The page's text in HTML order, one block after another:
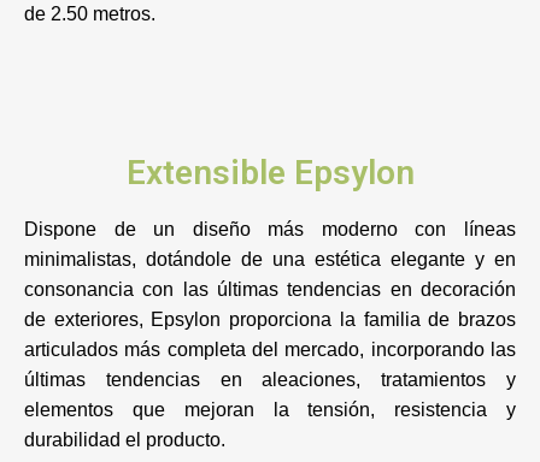
de 2.50 metros.
Extensible Epsylon
Dispone de un diseño más moderno con líneas
minimalistas, dotándole de una estética elegante y en
consonancia con las últimas tendencias en decoración
de exteriores, Epsylon proporciona la familia de brazos
articulados más completa del mercado, incorporando las
últimas tendencias en aleaciones, tratamientos y
elementos que mejoran la tensión, resistencia y
durabilidad el producto.